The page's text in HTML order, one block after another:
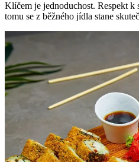
Klíčem je jednoduchost. Respekt
tomu se z běžného jídla stane